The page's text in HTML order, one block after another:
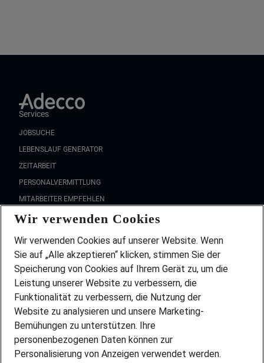
Services
JOBSUCHE
LEBENSLAUF GENERATOR
ZEITARBEIT
PERSONALVERMITTLUNG
MITARBEITER EMPFEHLEN
FAQ
Wir stellen ein!
DEINE BERUFSGRUPPE
DEINE LEBENSSITUATION
PARTNERSHIP WITH AIRBUS
INITIATIV BEWERBEN
ÜBER UNS
STANDORTE
Wir verwenden Cookies
Wir verwenden Cookies auf unserer Website. Wenn
Sie auf „Alle akzeptieren“ klicken, stimmen Sie der
Speicherung von Cookies auf Ihrem Gerät zu, um die
Leistung unserer Website zu verbessern, die
Funktionalität zu verbessern, die Nutzung der
Website zu analysieren und unsere Marketing-
Bemühungen zu unterstützen. Ihre
personenbezogenen Daten können zur
Personalisierung von Anzeigen verwendet werden.